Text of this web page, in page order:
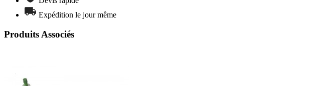
Expédition le jour même
Produits Associés